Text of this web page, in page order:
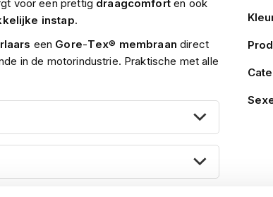
voor een prettig draagcomforten ook
instap.
een Gore-Tex® membraan direct
in de motorindustrie. Praktische met alle
glasvezel
materialen van dit moment. Licht en
excessief vergroot. Daarom is de